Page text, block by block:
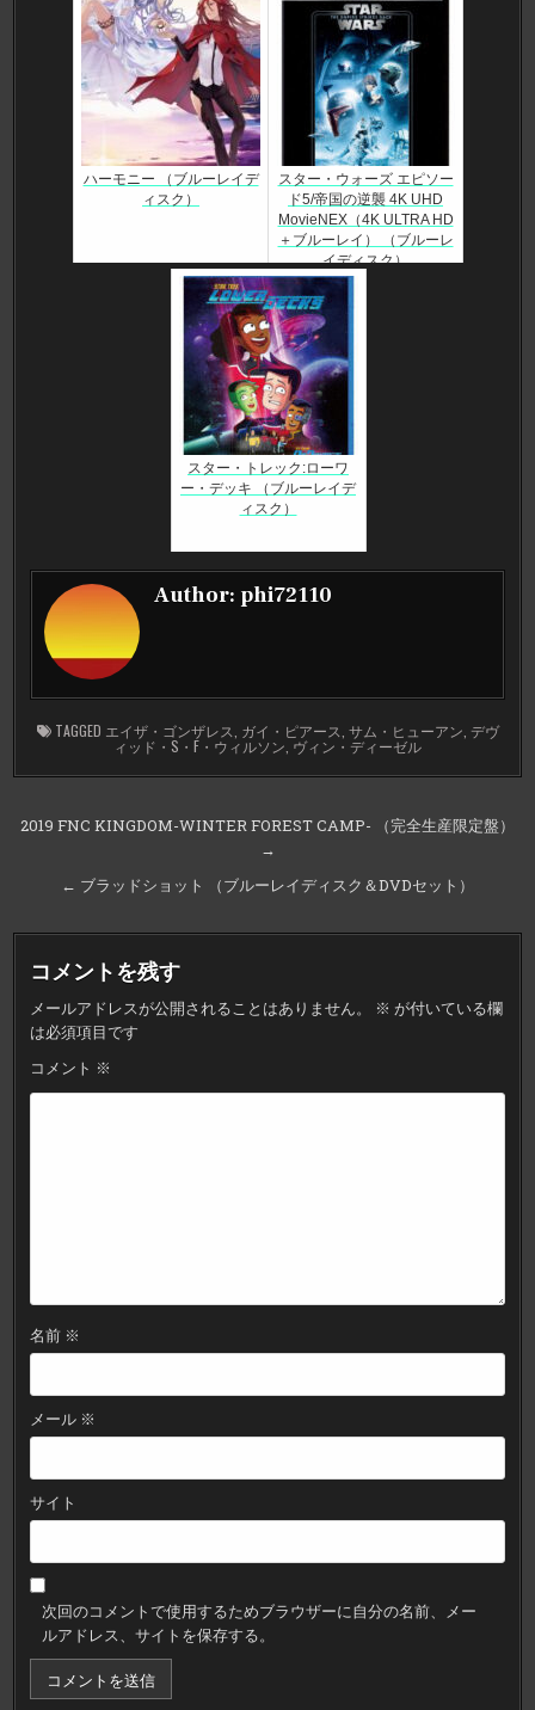
ハーモニー （ブルーレイデ
ィスク）
スター・ウォーズ エピソー
ド5/帝国の逆襲 4K UHD
MovieNEX（4K ULTRA HD
＋ブルーレイ） （ブルーレ
イディスク）
スター・トレック:ローワ
ー・デッキ （ブルーレイデ
ィスク）
Author: phi72110
TAGGED エイザ・ゴンザレス ガイ・ピアース サム・ヒューアン デヴ
ィッド・S・F・ウィルソン ヴィン・ディーゼル
投
ビ
ゲ
ー
シ
ョ
ン
2019 FNC KINGDOM-WINTER FOREST CAMP- （完全生産限定盤）
→
← ブラッドショット （ブルーレイディスク＆DVDセット）
コメントを残す
メールアドレスが公開されることはありません。 ※ が付いている欄
は必須項目です
コメント ※
名前 ※
メール ※
サイト
次回のコメントで使用するためブラウザーに自分の名前、メー
ルアドレス、サイトを保存する。